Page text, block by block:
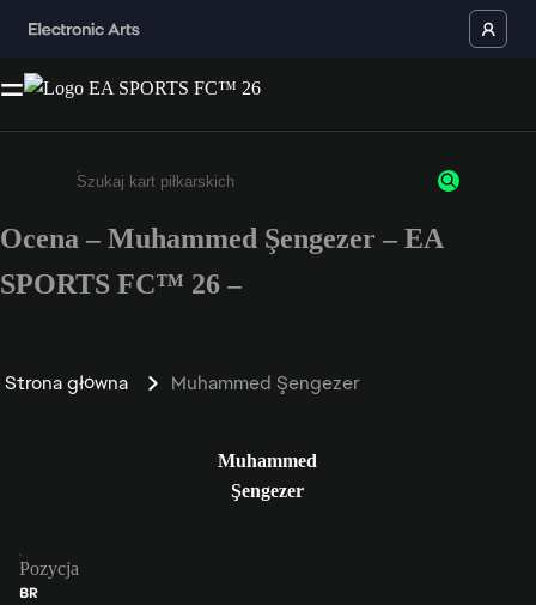
Wpisz co najmniej 3 znaki lub cyfry.
Ocena – Muhammed Şengezer – EA
SPORTS FC™ 26 –
Strona główna Muhammed Şengezer
Muhammed
Şengezer
Pozycja
BR